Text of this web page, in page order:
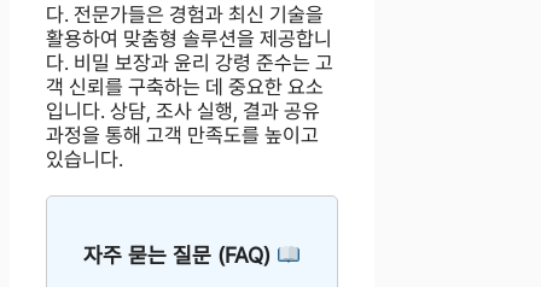
다. 전문가들은 경험과 최신 기술을
활용하여 맞춤형 솔루션을 제공합니
다. 비밀 보장과 윤리 강령 준수는 고
객 신뢰를 구축하는 데 중요한 요소
입니다. 상담, 조사 실행, 결과 공유
과정을 통해 고객 만족도를 높이고
있습니다.
자주 묻는 질문 (FAQ)